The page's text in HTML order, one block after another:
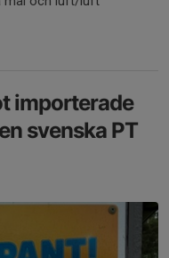
importerade
svenska PT